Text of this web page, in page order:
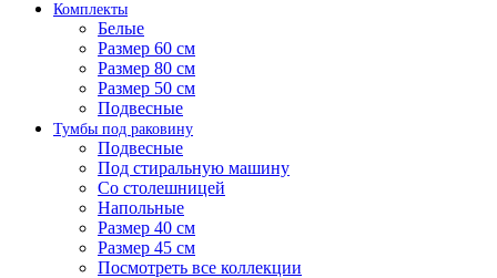
Комплекты
Белые
Размер 60 см
Размер 80 см
Размер 50 см
Подвесные
Тумбы под раковину
Подвесные
Под стиральную машину
Со столешницей
Напольные
Размер 40 см
Размер 45 см
Посмотреть все коллекции